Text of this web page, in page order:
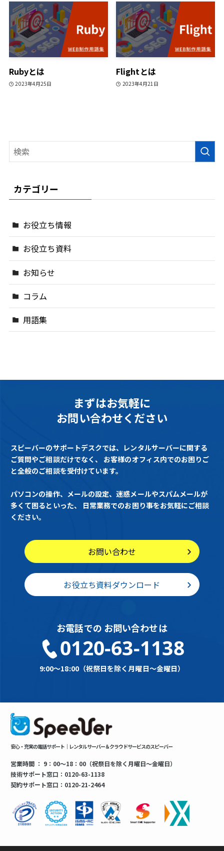
Rubyとは
2023年4月25日
Flightとは
2023年4月21日
カテゴリー
お役立ち情報
お役立ち資料
お知らせ
コラム
用語集
まずはお気軽に
お問い合わせください
スピーバーのサポートデスクでは、レンタルサーバーに関する
ご質問やご相談だけでなく、 お客様のオフィス内でのお困りご
と全般のご相談を受付けています。
パソコンの操作、メールの設定、迷惑メールやスパムメールが
多くて困るといった、
日常業務でのお困り事をお気軽にご相談
ください。
お問い合わせ
お役立ち資料ダウンロード
お電話での お問い合わせは
0120-63-1138
9:00～18:00（祝祭日を除く月曜日～金曜日）
安心・充実の電話サポート｜レンタルサーバー＆クラウドサービスのスピーバー
営業時間 ： 9：00～18：00（祝祭日を除く月曜日～金曜日）
技術サポート窓口：0120-63-1138
契約サポート窓口：0120-21-2464